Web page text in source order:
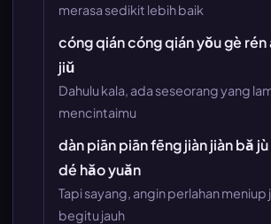
merasa sedikit lebih baik
cóng qián cóng qián yǒu gè rén
jiǔ
Dahulu kala, ada seseorang yang
mencintaimu
dàn piān piān fēng jiàn jiàn bǎ
dé hǎo yuǎn
Tapi sayang, angin perlahan meniup
begitu jauh